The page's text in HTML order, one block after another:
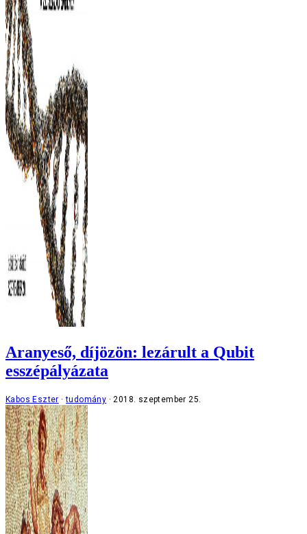
Aranyeső, díjözön: lezárult a Qubit
esszépályázata
Kabos Eszter tudomány 2018. szeptember 25.